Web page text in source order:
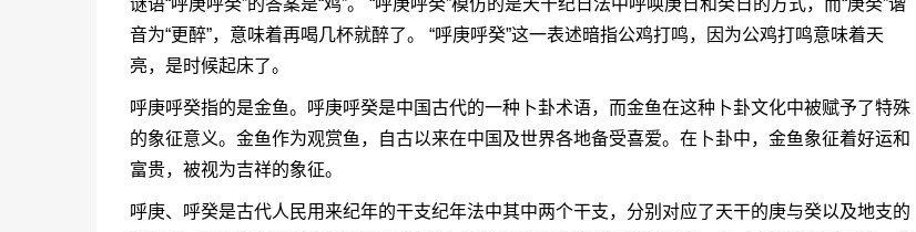
谜语“呼庚呼癸”的答案是“鸡”。 “呼庚呼癸”模仿的是天干纪日法中呼唤庚日和癸日的方式，而“庚癸”谐
音为“更醉”，意味着再喝几杯就醉了。 “呼庚呼癸”这一表述暗指公鸡打鸣，因为公鸡打鸣意味着天
亮，是时候起床了。
呼庚呼癸指的是金鱼。呼庚呼癸是中国古代的一种卜卦术语，而金鱼在这种卜卦文化中被赋予了特殊
的象征意义。金鱼作为观赏鱼，自古以来在中国及世界各地备受喜爱。在卜卦中，金鱼象征着好运和
富贵，被视为吉祥的象征。
呼庚、呼癸是古代人民用来纪年的干支纪年法中其中两个干支，分别对应了天干的庚与癸以及地支的